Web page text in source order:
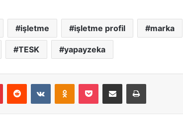
işletme işletme profil marka
TESK yapayzeka
PinterestReddit VKontakteOdnoklassniki
Pocket E-Posta ile paylaş Yazdır